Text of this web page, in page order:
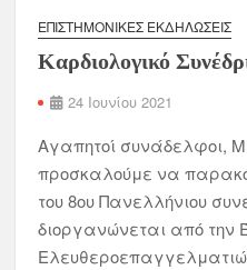
ΕΠΙΣΤΗΜΟΝΙΚΈΣ ΕΚΔΗΛΏΣΕΙΣ
Καρδιολογικό
24 Ιουνίου 2021
Αγαπητοί συνάδελφοι,
προσκαλούμε να
του 8ου Πανελλήνιου
διοργανώνεται από την